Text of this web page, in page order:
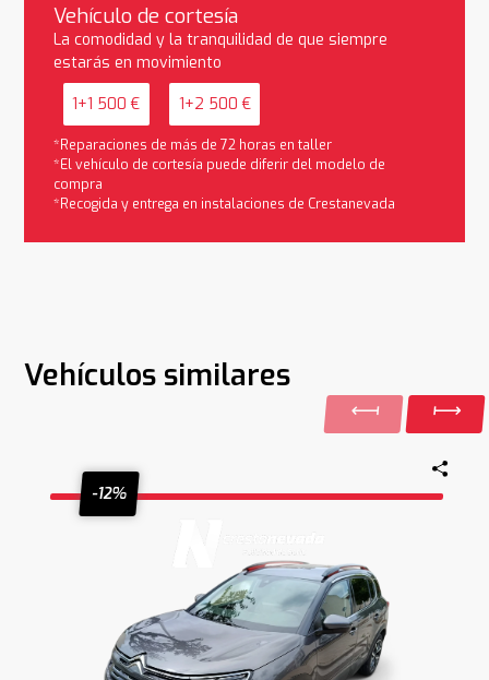
Vehículo de cortesía
La comodidad y la tranquilidad de que siempre
estarás en movimiento
1+1 500 € 1+2 500 €
*Reparaciones de más de 72 horas en taller
*El vehículo de cortesía puede diferir del modelo de
compra
*Recogida y entrega en instalaciones de Crestanevada
Vehículos similares
-12%